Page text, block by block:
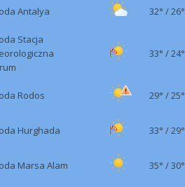
Antalya 32° /26°
Stacja
33° /24°
Rodos 29° /25°
Hurghada 33° /29°
Marsa Alam 35° /30°